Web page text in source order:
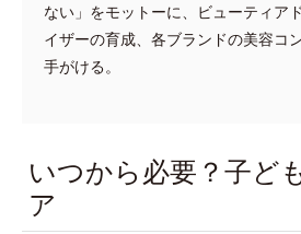
ない」をモットーに、ビューティア
イザーの育成、各ブランドの美容コ
手がける。
いつから必要？子ど
ア